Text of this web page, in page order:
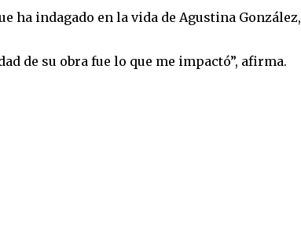
ha indagado en la vida de Agustina González,
de su obra fue lo que me impactó”, afirma.